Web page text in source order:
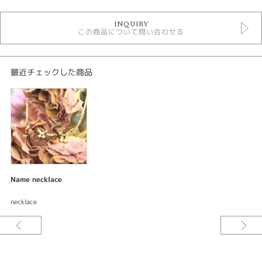
デジタルジュエリージュエリー
紹介文
Free font Jewelry
素材：K18イエローゴールド
全長：42cmスライド付き
トップサイズ：横約20mm 約9mm
加工：鏡面仕上げ
宝石：ダイアモンド
INQUIRY
この商品について問い合わせる
最近チェックした商品
Name necklace
necklace